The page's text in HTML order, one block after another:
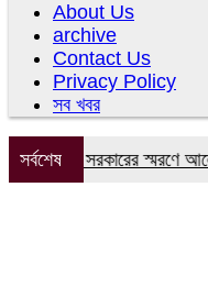
About Us
archive
Contact Us
Privacy Policy
সব খবর
সর্বশেষ
উদ্দিন সরকারের স্মরণে